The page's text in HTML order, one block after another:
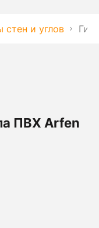
и углов
ПВХ Arfen